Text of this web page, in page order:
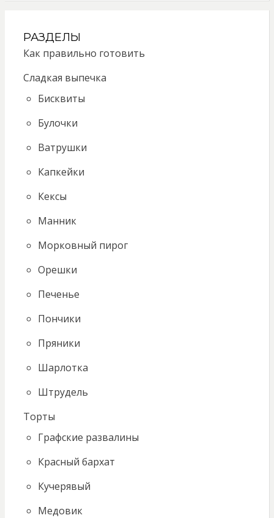
РАЗДЕЛЫ
Как правильно готовить
Сладкая выпечка
Бисквиты
Булочки
Ватрушки
Капкейки
Кексы
Манник
Морковный пирог
Орешки
Печенье
Пончики
Пряники
Шарлотка
Штрудель
Торты
Графские развалины
Красный бархат
Кучерявый
Медовик